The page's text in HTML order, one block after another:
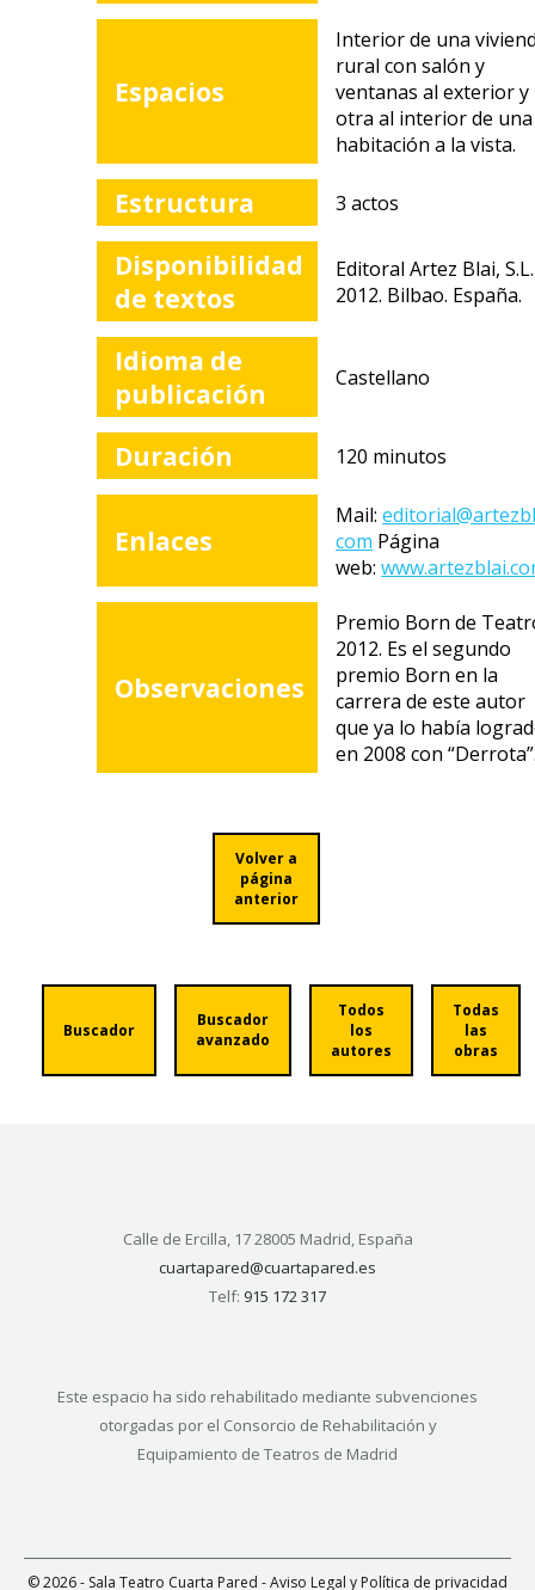
Espacios
Interior de una
rural con salón y
ventanas al exterior y
otra al interior de una
habitación a la vista.
Estructura 3 actos
Disponibilidad
de textos
Editoral Artez Blai, S.L.
2012. Bilbao. España.
Idioma de
publicación
Castellano
Duración 120 minutos
Enlaces
Mail:
com Página
web:
Observaciones
Premio Born de
2012. Es el segundo
premio Born en la
carrera de este autor
que ya lo había
en 2008 con
Volver a
página
anterior
Buscador
Buscador
avanzado
Todos
los
autores
Todas
las
obras
Calle de Ercilla, 17 28005 Madrid, España
cuartapared@cuartapared.es
Telf: 915 172 317
Este espacio ha sido rehabilitado mediante subvenciones
otorgadas por el Consorcio de Rehabilitación y
Equipamiento de Teatros de Madrid
© 2026 - Sala Teatro Cuarta Pared -Aviso Legal y Política de privacidad